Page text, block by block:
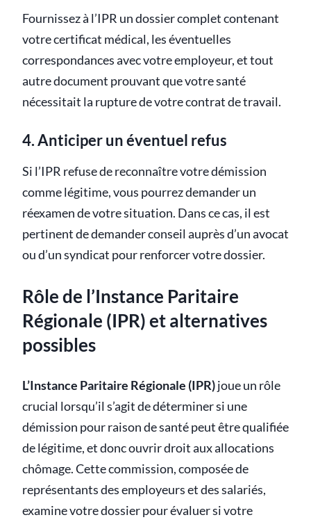
Fournissez à l’IPR un dossier complet contenant
votre certificat médical, les éventuelles
correspondances avec votre employeur, et tout
autre document prouvant que votre santé
nécessitait la rupture de votre contrat de travail.
4. Anticiper un éventuel refus
Si l’IPR refuse de reconnaître votre démission
comme légitime, vous pourrez demander un
réexamen de votre situation. Dans ce cas, il est
pertinent de demander conseil auprès d’un avocat
ou d’un syndicat pour renforcer votre dossier.
Rôle de l’Instance Paritaire
Régionale (IPR) et alternatives
possibles
L’Instance Paritaire Régionale (IPR)joue un rôle
crucial lorsqu’il s’agit de déterminer si une
démission pour raison de santé peut être qualifiée
de légitime, et donc ouvrir droit aux allocations
chômage. Cette commission, composée de
représentants des employeurs et des salariés,
examine votre dossier pour évaluer si votre